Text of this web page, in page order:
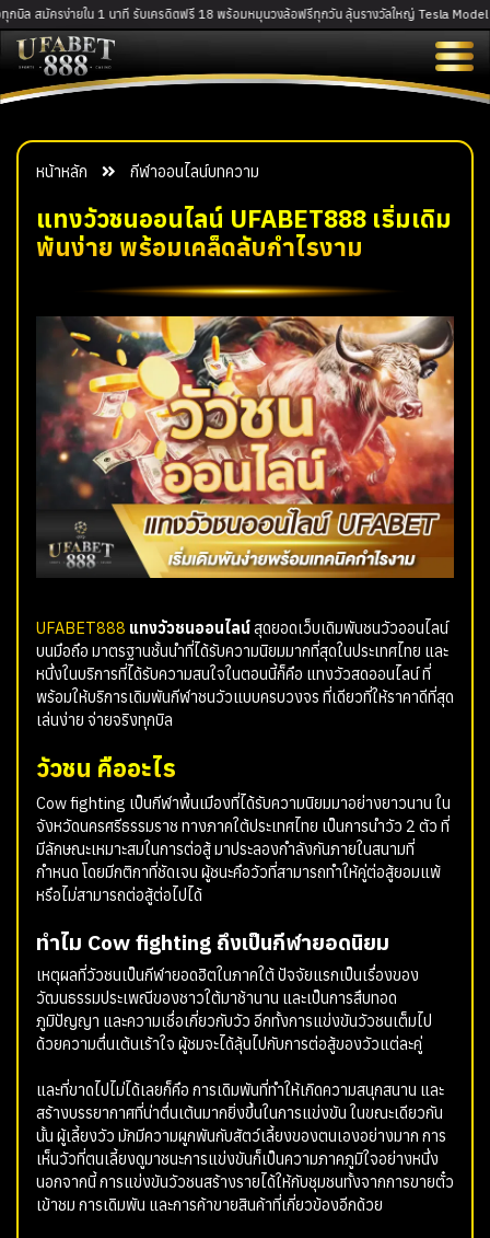
กบิล สมัครง่ายใน 1 นาที รับเครดิตฟรี 18 พร้อมหมุนวงล้อฟรีทุกวัน ลุ้นรางวัลใหญ่ Tesla Model
หน้าหลัก กีฬาออนไลน์บทความ
แทงวัวชนออนไลน์ UFABET888 เริ่มเดิม
พันง่าย พร้อมเคล็ดลับกำไรงาม
UFABET888 แทงวัวชนออนไลน์สุดยอดเว็บเดิมพันชนวัวออนไลน์
บนมือถือ มาตรฐานชั้นนำที่ได้รับความนิยมมากที่สุดในประเทศไทย และ
หนึ่งในบริการที่ได้รับความสนใจในตอนนี้ก็คือ แทงวัวสดออนไลน์ ที่
พร้อมให้บริการเดิมพันกีฬาชนวัวแบบครบวงจร ที่เดียวที่ให้ราคาดีที่สุด
เล่นง่าย จ่ายจริงทุกบิล
วัวชน คืออะไร
Cow fighting เป็นกีฬาพื้นเมืองที่ได้รับความนิยมมาอย่างยาวนาน ใน
จังหวัดนครศรีธรรมราช ทางภาคใต้ประเทศไทย เป็นการนำวัว 2 ตัว ที่
มีลักษณะเหมาะสมในการต่อสู้ มาประลองกำลังกันภายในสนามที่
กำหนด โดยมีกติกาที่ชัดเจน ผู้ชนะคือวัวที่สามารถทำให้คู่ต่อสู้ยอมแพ้
หรือไม่สามารถต่อสู้ต่อไปได้
ทำไม Cow fighting ถึงเป็นกีฬายอดนิยม
เหตุผลที่วัวชนเป็นกีฬายอดฮิตในภาคใต้ ปัจจัยแรกเป็นเรื่องของ
วัฒนธรรมประเพณีของชาวใต้มาช้านาน และเป็นการสืบทอด
ภูมิปัญญา และความเชื่อเกี่ยวกับวัว อีกทั้งการแข่งขันวัวชนเต็มไป
ด้วยความตื่นเต้นเร้าใจ ผู้ชมจะได้ลุ้นไปกับการต่อสู้ของวัวแต่ละคู่
และที่ขาดไปไม่ได้เลยก็คือ การเดิมพันที่ทำให้เกิดความสนุกสนาน และ
สร้างบรรยากาศที่น่าตื่นเต้นมากยิ่งขึ้นในการแข่งขัน ในขณะเดียวกัน
นั้น ผู้เลี้ยงวัว มักมีความผูกพันกับสัตว์เลี้ยงของตนเองอย่างมาก การ
เห็นวัวที่ตนเลี้ยงดูมาชนะการแข่งขันก็เป็นความภาคภูมิใจอย่างหนึ่ง
นอกจากนี้ การแข่งขันวัวชนสร้างรายได้ให้กับชุมชนทั้งจากการขายตั๋ว
เข้าชม การเดิมพัน และการค้าขายสินค้าที่เกี่ยวข้องอีกด้วย